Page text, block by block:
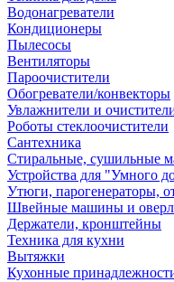
Водонагреватели
Кондиционеры
Пылесосы
Вентиляторы
Пароочистители
Обогреватели/конвекторы
Увлажнители и
Роботы стеклоочистители
Сантехника
Стиральные, сушильные
Устройства для "Умного
Утюги, парогенераторы,
Швейные машины и
Держатели, кронштейны
Техника для кухни
Вытяжки
Кухонные